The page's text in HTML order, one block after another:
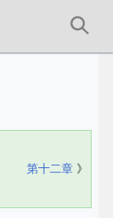
第十二章 》